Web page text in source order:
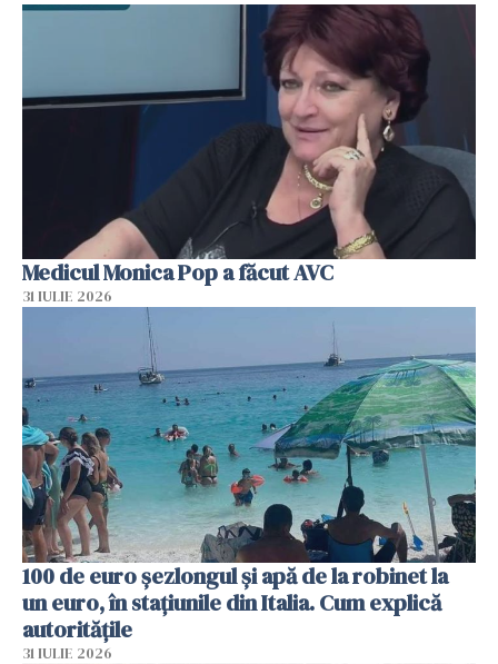
Medicul Monica Pop a făcut AVC
31 IULIE 2026
100 de euro șezlongul și apă de la robinet la
un euro, în stațiunile din Italia. Cum explică
autoritățile
31 IULIE 2026